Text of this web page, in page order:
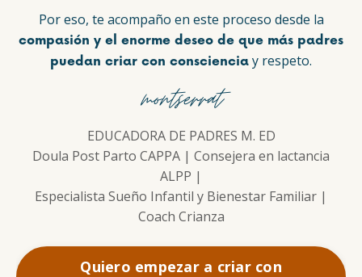
Por eso, te acompaño en este proceso desde la
compasión y el enorme deseo de que más padres
puedan criar con consciencia y respeto.
montserrat
EDUCADORA DE PADRES M. ED
Doula Post Parto CAPPA | Consejera en lactancia
ALPP |
Especialista Sueño Infantil y Bienestar Familiar |
Coach Crianza
Quiero empezar a criar con